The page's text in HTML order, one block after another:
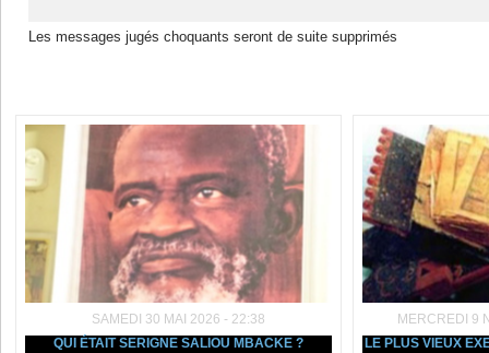
Les messages jugés choquants seront de suite supprimés
SAMEDI 30 MAI 2026 - 22:38
QUI ÉTAIT SERIGNE SALIOU MBACKE ?
MERCREDI 9
LE PLUS VIEUX